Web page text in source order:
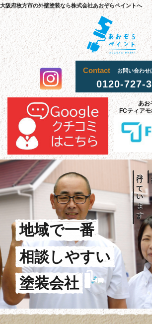
大阪府枚方市の外壁塗装なら株式会社あおぞらペイントへ
Contact お問い合わせ
0120-727-
あお
FCティア
行っています。
地域で一番
相談しやすい
塗装会社
TOP
料金・施工までの流れ
当社 が選ばれる理由
施工事例
お客様の声
情報
外壁塗装
屋根塗装・葺き替え・カバー
雨漏り・バルコニー・ベラン
その他サービス
スタッフ 紹 介